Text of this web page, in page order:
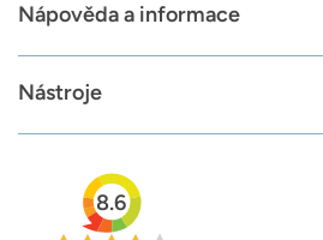
Nápověda a informace
Nástroje
8.6